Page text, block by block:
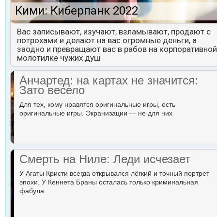
Кими: Киберпанк 2022
Вас записывают, изучают, взламывают, продают с
потрохами и делают на вас огромные деньги, а
заодно и превращают вас в рабов на корпоративной
молотилке чужих душ
Анчартед: на картах не значится:
Зато весело
Для тех, кому нравятся оригинальные игры, есть
оригинальные игры. Экранизации — не для них
Смерть на Ниле: Леди исчезает
У Агаты Кристи всегда открывался лёгкий и точный портрет
эпохи. У Кеннета Браны осталась только криминальная
фабула